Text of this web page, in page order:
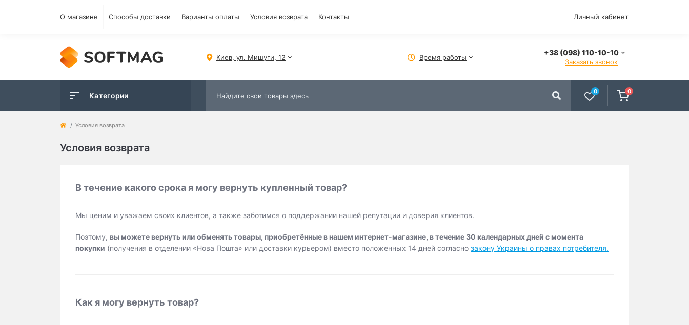
О магазине Способы доставки Варианты оплаты Условия возврата Контакты Личный кабинет
Киев, ул. Мишуги, 12 Время работы
+38 (098) 110-10-10
Заказать звонок
Категории 0 0
Условия возврата
Условия возврата
В течение какого срока я могу вернуть купленный товар?
Мы ценим и уважаем своих клиентов, а также заботимся о поддержании нашей репутации и доверия клиентов.
Поэтому, вы можете вернуть или обменять товары, приобретённые в нашем интернет-магазине, в течение 30 календарных дней с момента
покупки (получения в отделении «Нова Пошта» или доставки курьером) вместо положенных 14 дней согласно закону Украины о правах потребителя.
Как я могу вернуть товар?